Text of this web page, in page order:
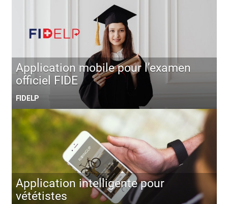
Application mobile pour l’examen
officiel FIDE
FIDELP
Application intelligente pour
vététistes